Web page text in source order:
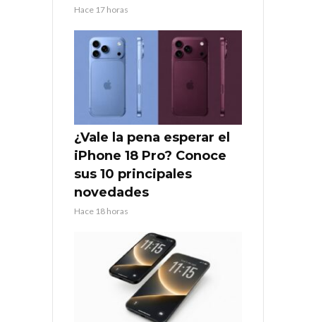
Hace 17 horas
¿Vale la pena esperar el
iPhone 18 Pro? Conoce
sus 10 principales
novedades
Hace 18 horas